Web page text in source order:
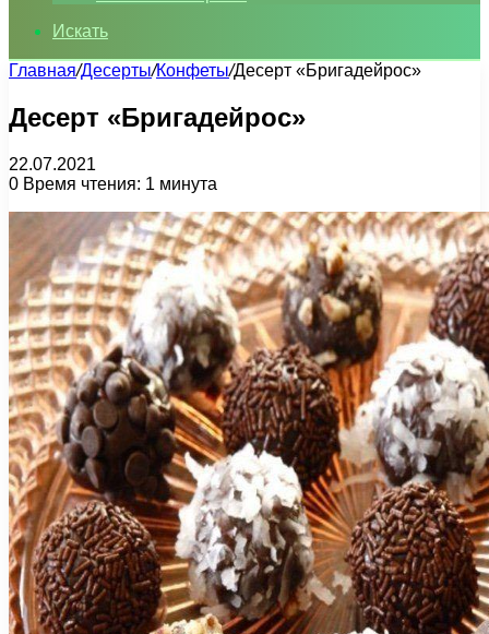
Искать
Главная/Десерты/Конфеты/Десерт «Бригадейрос»
Десерт «Бригадейрос»
22.07.2021
0 Время чтения: 1 минута